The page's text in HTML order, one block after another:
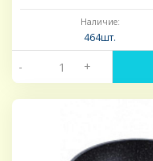
Наличие:
464шт.
- +